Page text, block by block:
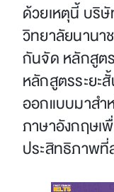
ด้วยเหตุนี้ บริ
วิทยาลัยนานา
กันจัด หลักสูต
หลักสูตรระยะ
ออกแบบมาส
ภาษาอังกฤษเ
ประสิทธิภาพที่